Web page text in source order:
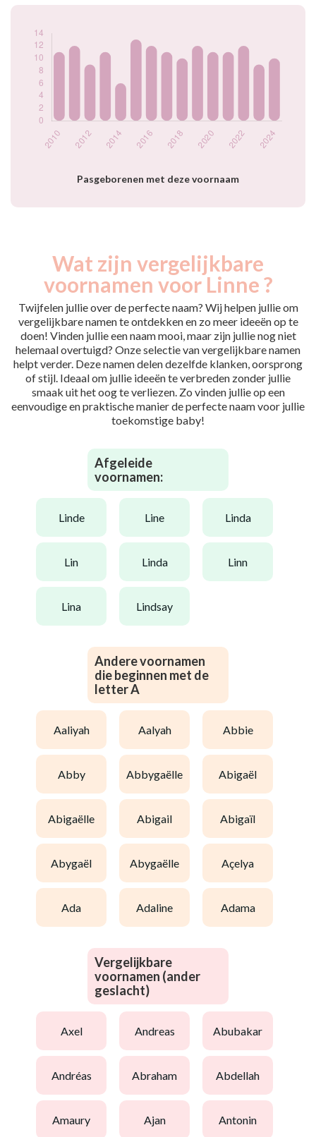
Pasgeborenen met deze voornaam
Popularité du
2019
2020
11
10
Wat zijn vergelijkbare
voornamen voor Linne ?
Twijfelen jullie over de perfecte naam? Wij helpen jullie om
vergelijkbare namen te ontdekken en zo meer ideeën op te
doen! Vinden jullie een naam mooi, maar zijn jullie nog niet
helemaal overtuigd? Onze selectie van vergelijkbare namen
helpt verder. Deze namen delen dezelfde klanken, oorsprong
of stijl. Ideaal om jullie ideeën te verbreden zonder jullie
smaak uit het oog te verliezen. Zo vinden jullie op een
eenvoudige en praktische manier de perfecte naam voor jullie
toekomstige baby!
Afgeleide
voornamen:
linde line linda
lin linda linn
lina lindsay
Andere voornamen
die beginnen met de
letter A
aaliyah aalyah abbie
abby abbygaëlle abigaël
abigaëlle abigail abigaïl
abygaël abygaëlle açelya
ada adaline adama
Vergelijkbare
voornamen (ander
geslacht)
axel andreas abubakar
andréas abraham abdellah
amaury ajan antonin